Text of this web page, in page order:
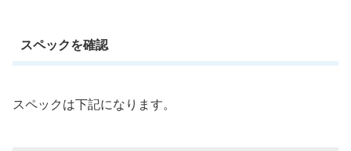
スペックを確認
スペックは下記になります。